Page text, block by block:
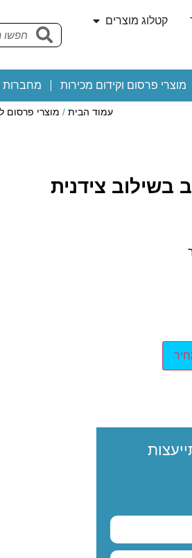
קטלוג מוצרים
מוצרי פרסום וקידום מכירות מחברות
עמוד הבית / מוצרי פרסום
בשילוב צידנית